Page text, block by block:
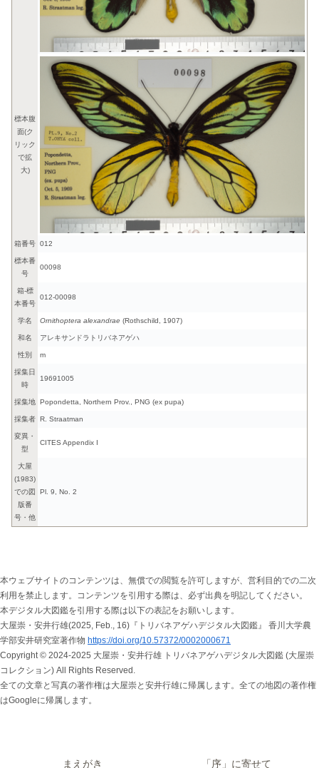
標本腹
面(ク
リック
で拡
大)
箱番号 012
標本番
号
00098
箱-標
本番号
012-00098
学名 Ornithoptera alexandrae (Rothschild, 1907)
和名 アレキサンドラトリバネアゲハ
性別 m
採集日
時
19691005
採集地 Popondetta, Northern Prov., PNG (ex pupa)
採集者 R. Straatman
変異・
型
CITES Appendix I
大屋
(1983)
での図
版番
号・他
Pl. 9, No. 2
本ウェブサイトのコンテンツは、無償での閲覧を許可しますが、営利目的での二次
利用を禁止します。コンテンツを引用する際は、必ず出典を明記してください。
本デジタル大図鑑を引用する際は以下の表記をお願いします。
大屋崇・安井行雄(2025, Feb., 16)『トリバネアゲハデジタル大図鑑』 香川大学農
学部安井研究室著作物 https://doi.org/10.57372/0002000671
Copyright © 2024-2025 大屋崇・安井行雄 トリバネアゲハデジタル大図鑑 (大屋崇
コレクション) All Rights Reserved.
全ての文章と写真の著作権は大屋崇と安井行雄に帰属します。全ての地図の著作権
はGoogleに帰属します。
まえがき 「序」に寄せて